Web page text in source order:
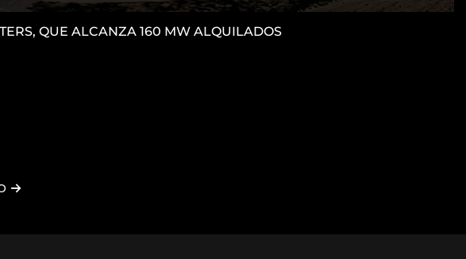
QUE ALCANZA 160 MW ALQUILADOS